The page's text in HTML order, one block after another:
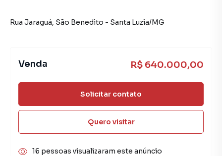
Rua Jaraguá, São Benedito - Santa Luzia/MG
Venda R$ 640.000,00
Solicitar contato
Quero visitar
16 pessoas visualizaram este anúncio